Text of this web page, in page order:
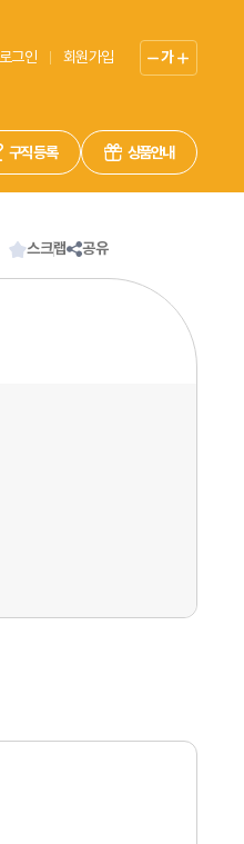
로그인 회원가입 가
구직 등록 상품안내
스크랩 공유